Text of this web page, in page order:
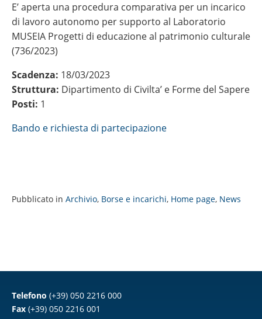
E’ aperta una procedura comparativa per un incarico
di lavoro autonomo per supporto al Laboratorio
MUSEIA Progetti di educazione al patrimonio culturale
(736/2023)
Scadenza: 18/03/2023
Struttura: Dipartimento di Civilta’ e Forme del Sapere
Posti: 1
Bando e richiesta di partecipazione
Pubblicato in Archivio, Borse e incarichi, Home page, News
Telefono (+39) 050 2216 000
Fax (+39) 050 2216 001